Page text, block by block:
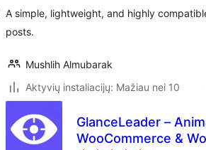
A simple, lightweight, and highly
posts.
Mushlih Almubarak
Aktyvių instaliacijų: Mažiau nei 10
GlanceLeader –
WooCommerce &